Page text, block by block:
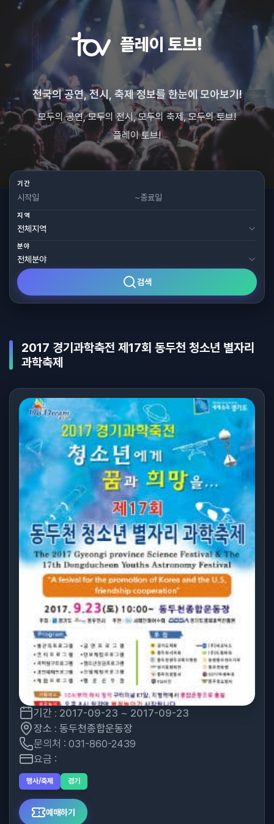
플레이 토브!
전국의 공연, 전시, 축제 정보를 한눈에 모아보기!
모두의 공연, 모두의 전시, 모두의 축제, 모두의 토브!
플레이 토브!
기간
~
지역
분야
검색
2017 경기과학축전 제17회 동두천 청소년 별자리
과학축제
기간 : 2017-09-23 ~ 2017-09-23
장소 : 동두천종합운동장
문의처 : 031-860-2439
요금 :
행사/축제 경기
예매하기